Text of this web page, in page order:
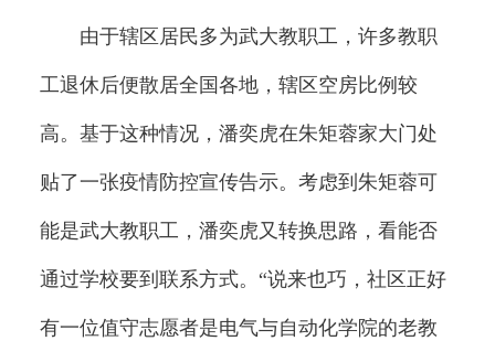
由于辖区居民多为武大教职工，许多教职
工退休后便散居全国各地，辖区空房比例较
高。基于这种情况，潘奕虎在朱矩蓉家大门处
贴了一张疫情防控宣传告示。考虑到朱矩蓉可
能是武大教职工，潘奕虎又转换思路，看能否
通过学校要到联系方式。“说来也巧，社区正好
有一位值守志愿者是电气与自动化学院的老教